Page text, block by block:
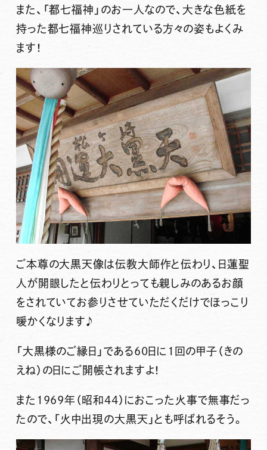
また、「都七福神 」のお一人なので、大きな色紙を
持った都七福神巡りされている方々の姿もよくみ
ます！
ご本尊の大黒天像は伝教大師作と伝わり、日蓮聖
人が開眼したと伝わりとっても親しみのあるお顔
をされていてお参りさせていただくだけでほっこり
暖かくなります♪
「大黒様のご縁日」である60日に1回の甲子（きの
えね）の日にご開帳されますよ！
また1969年（昭和44）におこった火事で無事だっ
たので、「火中出現の大黒天 」とも呼ばれるそう。